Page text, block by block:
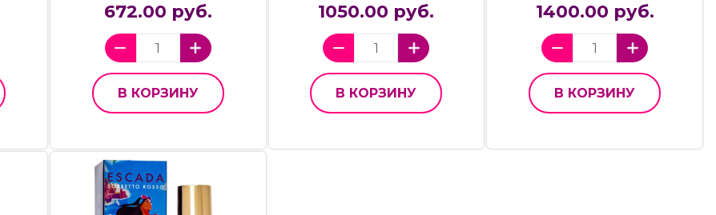
672.00 руб.
В КОРЗИНУ
1050.00 руб.
В КОРЗИНУ
1400.00 руб.
В КОРЗИНУ